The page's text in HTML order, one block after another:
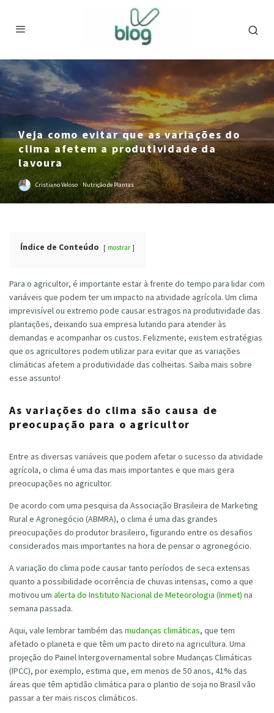
Veja como evitar que as variações do
clima afetem a produtividade da
lavoura
Cristiano Veloso · Nutrição de Plantas
Índice de Conteúdo mostrar
Para o agricultor, é importante estar à frente do tempo para lidar com
variáveis que podem ter um impacto na atividade agrícola. Um clima
imprevisível ou extremo pode causar estragos na produtividade das
plantações, deixando sua empresa lutando para atender às
demandas e acompanhar os custos. Felizmente, existem estratégias
que os agricultores podem utilizar para evitar que as variações
climáticas afetem a produtividade das colheitas. Saiba mais sobre
esse assunto!
As variações do clima são causa de
preocupação para o agricultor
Entre as diversas variáveis que podem afetar o sucesso da atividade
agrícola, o clima é uma das mais importantes e que mais gera
preocupações no agricultor.
De acordo com uma pesquisa da Associação Brasileira de Marketing
Rural e Agronegócio (ABMRA), o clima é uma das grandes
preocupações do produtor brasileiro, figurando entre os desafios
considerados mais importantes na hora de pensar o agronegócio.
A variação do clima pode causar tanto períodos de seca extensas
quanto a possibilidade ocorrência de chuvas intensas, como a que
motivou um alerta do Instituto Nacional de Meteorologia (Inmet) na
semana passada.
Aqui, vale lembrar também das mudanças climáticas, que tem
afetado o planeta e que têm um pacto direto na agricultura. Uma
projeção do Painel Intergovernamental sobre Mudanças Climáticas
(IPCC), por exemplo, estima que, em menos de 50 anos, 41% das
áreas que têm aptidão climática para o plantio de soja no Brasil vão
passar a ter mais riscos climáticos.